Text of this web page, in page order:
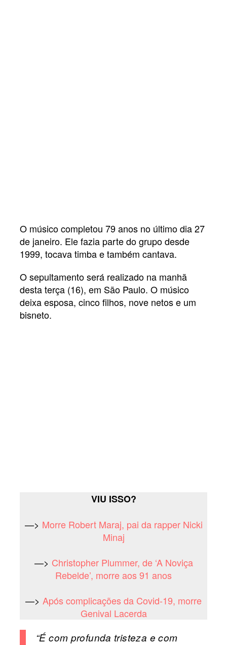
O músico completou 79 anos no último dia 27
de janeiro. Ele fazia parte do grupo desde
1999, tocava timba e também cantava.
O sepultamento será realizado na manhã
desta terça (16), em São Paulo. O músico
deixa esposa, cinco filhos, nove netos e um
bisneto.
VIU ISSO?
—> Morre Robert Maraj, pai da rapper Nicki
Minaj
—> Christopher Plummer, de ‘A Noviça
Rebelde’, morre aos 91 anos
—> Após complicações da Covid-19, morre
Genival Lacerda
“É com profunda tristeza e com